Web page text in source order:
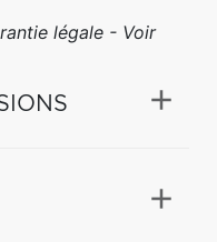
légale - Voir